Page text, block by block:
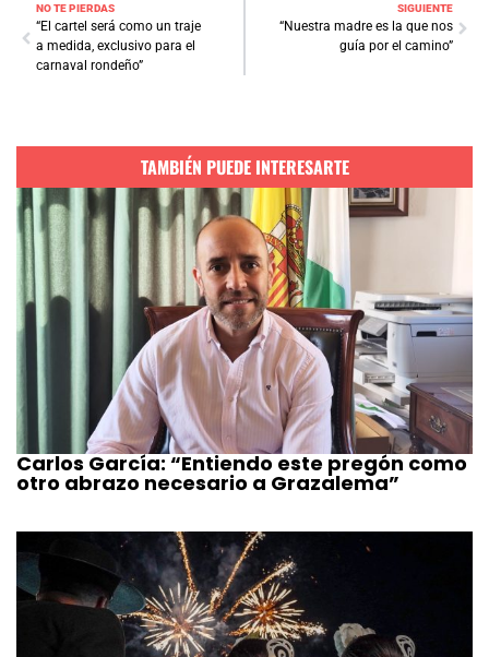
NO TE PIERDAS
“El cartel será como un traje
a medida, exclusivo para el
carnaval rondeño”
SIGUIENTE
“Nuestra madre es la que nos
guía por el camino”
TAMBIÉN PUEDE INTERESARTE
Carlos García: “Entiendo este pregón como
otro abrazo necesario a Grazalema”